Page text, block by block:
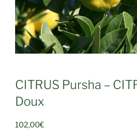
CITRUS Pursha –
Doux
102,00€